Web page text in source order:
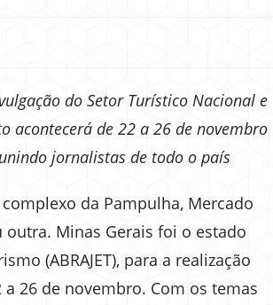
do Setor Turístico Nacional e
acontecerá de 22 a 26 de novembro
jornalistas de todo o país
da Pampulha, Mercado
Minas Gerais foi o estado
(ABRAJET), para a realização
26 de novembro. Com os temas